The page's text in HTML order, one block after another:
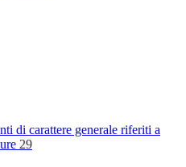
di carattere generale riferiti a
29